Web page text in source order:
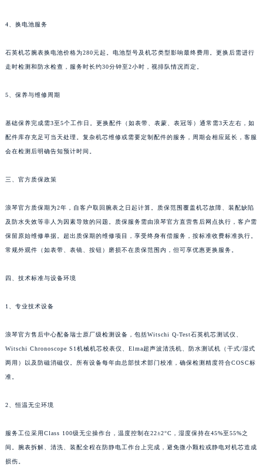
4、换电池服务
石英机芯腕表换电池价格为280元起。电池型号及机芯类型影响最终费用。更换后需进行
走时检测和防水检查，服务时长约30分钟至2小时，视排队情况而定。
5、保养与维修周期
基础保养完成需3至5个工作日。更换配件（如表带、表蒙、表冠等）通常需3天左右，如
配件库存充足可当天处理。复杂机芯维修或需要定制配件的服务，周期会相应延长，客服
会在检测后明确告知预计时间。
三、官方质保政策
浪琴官方质保期为2年，自客户取回腕表之日起计算。质保范围覆盖机芯故障、装配缺陷
及防水失效等非人为因素导致的问题。质保服务需由浪琴官方直营售后网点执行，客户需
保留原始维修单据。超出质保期的维修项目，享受终身有偿服务，按标准收费标准执行。
常规外观件（如表带、表镜、按钮）磨损不在质保范围内，但可享优惠更换服务。
四、技术标准与设备环境
1、专业技术设备
浪琴官方售后中心配备瑞士原厂级检测设备，包括Witschi Q-Test石英机芯测试仪、
Witschi Chronoscope S1机械机芯校表仪、Elma超声波清洗机、防水测试机（干式/湿式
两用）以及防磁消磁仪。所有设备每年由总部技术部门校准，确保检测精度符合COSC标
准。
2、恒温无尘环境
服务工位采用Class 100级无尘操作台，温度控制在22±2°C，湿度保持在45%至55%之
间。腕表拆解、清洗、装配全程在防静电工作台上完成，避免微小颗粒或静电对机芯造成
损伤。